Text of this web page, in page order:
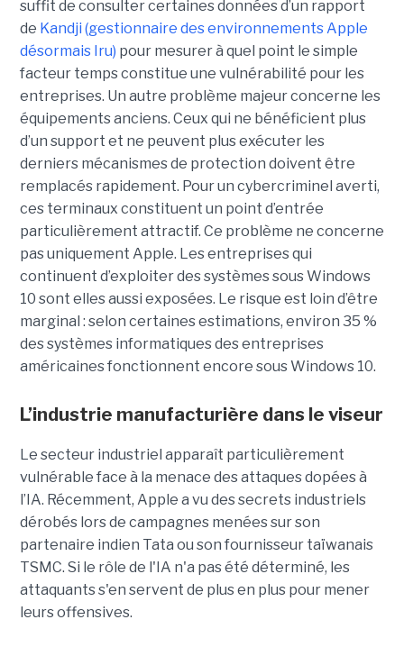
suffit de consulter certaines données d’un rapport
de Kandji (gestionnaire des environnements Apple
désormais Iru) pour mesurer à quel point le simple
facteur temps constitue une vulnérabilité pour les
entreprises. Un autre problème majeur concerne les
équipements anciens. Ceux qui ne bénéficient plus
d’un support et ne peuvent plus exécuter les
derniers mécanismes de protection doivent être
remplacés rapidement. Pour un cybercriminel averti,
ces terminaux constituent un point d’entrée
particulièrement attractif. Ce problème ne concerne
pas uniquement Apple. Les entreprises qui
continuent d’exploiter des systèmes sous Windows
10 sont elles aussi exposées. Le risque est loin d’être
marginal : selon certaines estimations, environ 35 %
des systèmes informatiques des entreprises
américaines fonctionnent encore sous Windows 10.
L’industrie manufacturière dans le viseur
Le secteur industriel apparaît particulièrement
vulnérable face à la menace des attaques dopées à
l’IA. Récemment, Apple a vu des secrets industriels
dérobés lors de campagnes menées sur son
partenaire indien Tata ou son fournisseur taïwanais
TSMC. Si le rôle de l'IA n'a pas été déterminé, les
attaquants s'en servent de plus en plus pour mener
leurs offensives.